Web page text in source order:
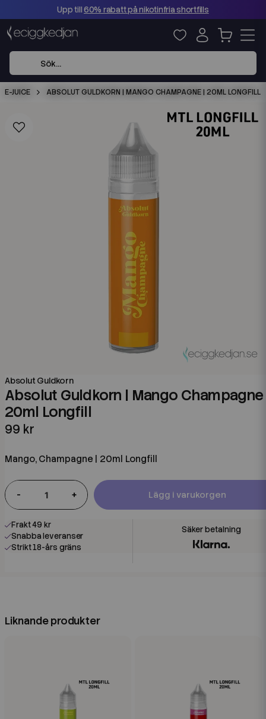
Upp till60% rabatt på nikotinfria shortfills
E-JUICE ABSOLUT GULDKORN | MANGO CHAMPAGNE | 20ML LONGFILL
Absolut Guldkorn
Absolut Guldkorn | Mango Champagne
20ml Longfill
99 kr
Mango, Champagne | 20ml Longfill
- + Lägg i varukorgen
Frakt 49 kr
Snabba leveranser
Strikt 18-års gräns
Liknande produkter